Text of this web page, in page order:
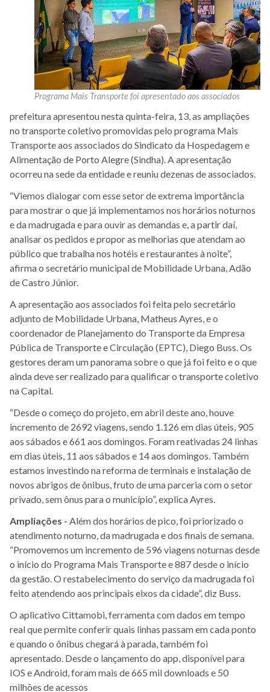
Programa Mais Transporte foi apresentado aos associados
prefeitura apresentou nesta quinta-feira, 13, as ampliações
no transporte coletivo promovidas pelo programa Mais
Transporte aos associados do Sindicato da Hospedagem e
Alimentação de Porto Alegre (Sindha). A apresentação
ocorreu na sede da entidade e reuniu dezenas de associados.
“Viemos dialogar com esse setor de extrema importância
para mostrar o que já implementamos nos horários noturnos
e da madrugada e para ouvir as demandas e, a partir daí,
analisar os pedidos e propor as melhorias que atendam ao
público que trabalha nos hotéis e restaurantes à noite”,
afirma o secretário municipal de Mobilidade Urbana, Adão
de Castro Júnior.
A apresentação aos associados foi feita pelo secretário
adjunto de Mobilidade Urbana, Matheus Ayres, e o
coordenador de Planejamento do Transporte da Empresa
Pública de Transporte e Circulação (EPTC), Diego Buss. Os
gestores deram um panorama sobre o que já foi feito e o que
ainda deve ser realizado para qualificar o transporte coletivo
na Capital.
“Desde o começo do projeto, em abril deste ano, houve
incremento de 2692 viagens, sendo 1.126 em dias úteis, 905
aos sábados e 661 aos domingos. Foram reativadas 24 linhas
em dias úteis, 11 aos sábados e 14 aos domingos. Também
estamos investindo na reforma de terminais e instalação de
novos abrigos de ônibus, fruto de uma parceria com o setor
privado, sem ônus para o município”, explica Ayres.
Ampliações - Além dos horários de pico, foi priorizado o
atendimento noturno, da madrugada e dos finais de semana.
“Promovemos um incremento de 596 viagens noturnas desde
o início do Programa Mais Transporte e 887 desde o início
da gestão. O restabelecimento do serviço da madrugada foi
feito atendendo aos principais eixos da cidade”, diz Buss.
O aplicativo Cittamobi, ferramenta com dados em tempo
real que permite conferir quais linhas passam em cada ponto
e quando o ônibus chegará à parada, também foi
apresentado. Desde o lançamento do app, disponível para
IOS e Android, foram mais de 665 mil downloads e 50
milhões de acessos